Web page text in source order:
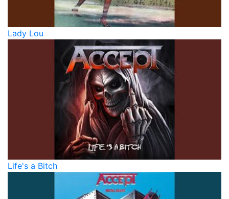
Lady Lou
Life's a Bitch